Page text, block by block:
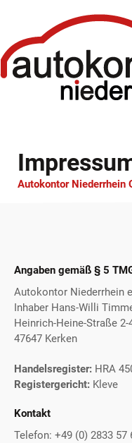
Autokontor Niederrhein
Angaben gemäß § 5
Autokontor Niederrhein
Inhaber Hans-Willi
Heinrich-Heine-Straße 2-
47647 Kerken
Handelsregister: HRA
Registergericht: Kleve
Kontakt
Telefon: +49 (0) 2833 57